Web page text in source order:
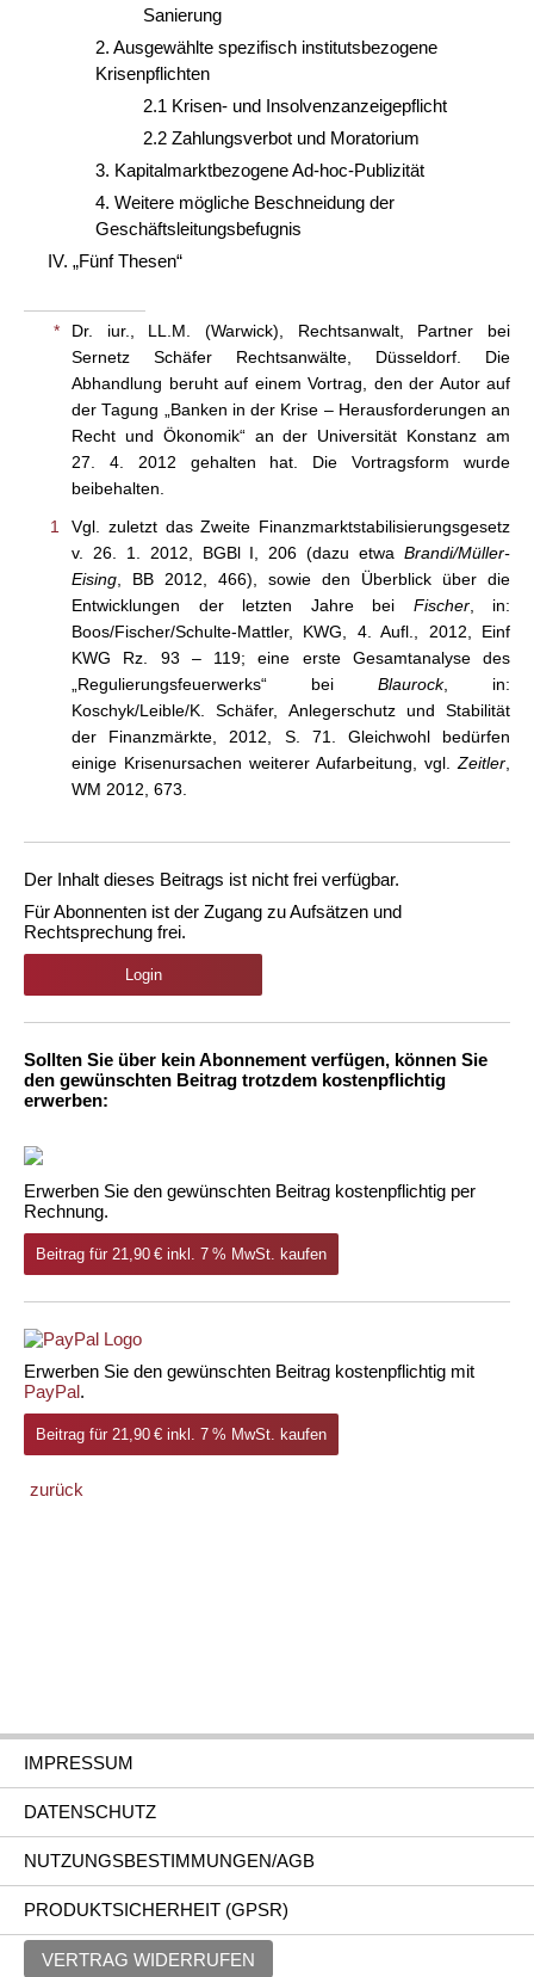
Sanierung
2. Ausgewählte spezifisch institutsbezogene
Krisenpflichten
2.1 Krisen- und Insolvenzanzeigepflicht
2.2 Zahlungsverbot und Moratorium
3. Kapitalmarktbezogene Ad-hoc-Publizität
4. Weitere mögliche Beschneidung der
Geschäftsleitungsbefugnis
IV. „Fünf Thesen“
*
Dr. iur., LL.M. (Warwick), Rechtsanwalt, Partner bei
Sernetz Schäfer Rechtsanwälte, Düsseldorf. Die
Abhandlung beruht auf einem Vortrag, den der Autor auf
der Tagung „Banken in der Krise – Herausforderungen an
Recht und Ökonomik“ an der Universität Konstanz am
27. 4. 2012 gehalten hat. Die Vortragsform wurde
beibehalten.
1
Vgl. zuletzt das Zweite Finanzmarktstabilisierungsgesetz
v. 26. 1. 2012, BGBl I, 206 (dazu etwa Brandi/Müller-
Eising, BB 2012, 466), sowie den Überblick über die
Entwicklungen der letzten Jahre bei Fischer, in:
Boos/Fischer/Schulte-Mattler, KWG, 4. Aufl., 2012, Einf
KWG Rz. 93 – 119; eine erste Gesamtanalyse des
„Regulierungsfeuerwerks“ bei Blaurock, in:
Koschyk/Leible/K. Schäfer, Anlegerschutz und Stabilität
der Finanzmärkte, 2012, S. 71. Gleichwohl bedürfen
einige Krisenursachen weiterer Aufarbeitung, vgl.Zeitler,
WM 2012, 673.
Der Inhalt dieses Beitrags ist nicht frei verfügbar.
Für Abonnenten ist der Zugang zu Aufsätzen und
Rechtsprechung frei.
Login
Sollten Sie über kein Abonnement verfügen, können Sie
den gewünschten Beitrag trotzdem kostenpflichtig
erwerben:
Erwerben Sie den gewünschten Beitrag kostenpflichtig per
Rechnung.
Beitrag für 21,90 € inkl. 7 % MwSt. kaufen
Erwerben Sie den gewünschten Beitrag kostenpflichtig mit
PayPal.
Beitrag für 21,90 € inkl. 7 % MwSt. kaufen
zurück
IMPRESSUM
DATENSCHUTZ
NUTZUNGSBESTIMMUNGEN/AGB
PRODUKTSICHERHEIT (GPSR)
VERTRAG WIDERRUFEN